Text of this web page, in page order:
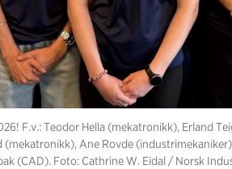
F.v.: Teodor Hella (mekatronikk), Erland
Ane Rovde
(CAD). Foto: Cathrine W. Eidal / Norsk